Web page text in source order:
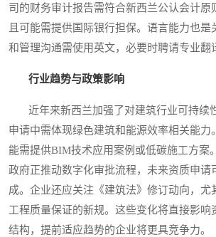
司的财务审计报告需符合新西兰公认会计原
且可能需提供国际银行担保。语言能力也是
和管理沟通需使用英文，必要时聘请专业翻
行业趋势与政策影响
近年来新西兰加强了对建筑行业可持续
申请中需体现绿色建筑和能源效率相关能力
能需提供BIM技术应用案例或低碳施工方案
政府正推动数字化审批流程，未来资质申请
成。企业还应关注《建筑法》修订动向，尤
工程质量保证的新规。这些变化将直接影响
结构，提前适应趋势的企业将更具竞争力。